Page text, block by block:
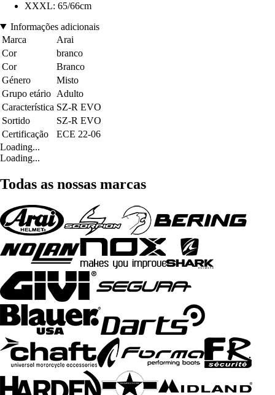
XXXL: 65/66cm
Informações adicionais
Marca
Arai
Cor
branco
Cor
Branco
Género
Misto
Grupo etário Adulto
Característica SZ-R EVO
Sortido
SZ-R EVO
Certificação
ECE 22-06
Loading...
Loading...
Todas as nossas marcas